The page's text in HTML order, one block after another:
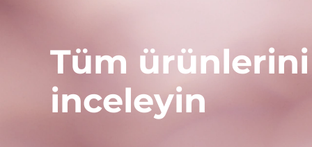
Tüm ürünlerini
inceleyin
FAQ™ Pure Beauty-Tech Elixir
BREAKING NEWS